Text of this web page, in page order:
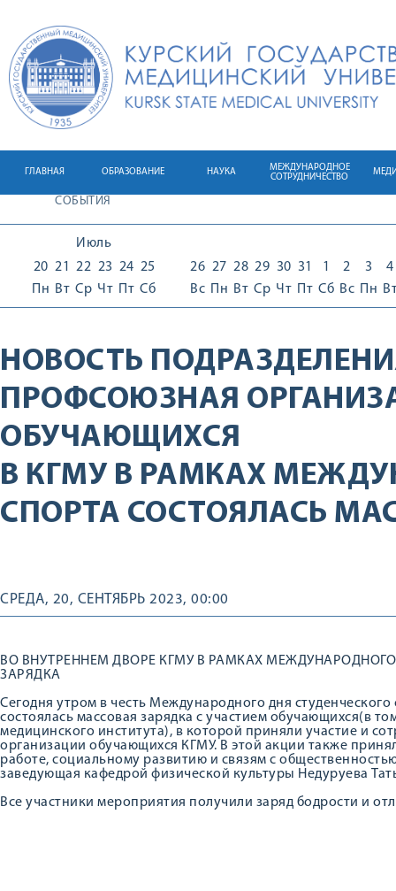
ГЛАВНАЯ ОБРАЗОВАНИЕ НАУКА
МЕЖДУНАРОДНОЕ
СОТРУДНИЧЕСТВО
СОБЫТИЯ
Июль
20
Пн
21
Вт
22
Ср
23
Чт
24
Пт
25
Сб
26
Вс
27
Пн
28
Вт
29
Ср
30
Чт
31
Пт
1
Сб
2
Вс
3
Пн
4
НОВОСТЬ
ПРОФСОЮЗНАЯ
ОБУЧАЮЩИХСЯ
В КГМУ В РАМКАХ
СПОРТА СОСТОЯЛАСЬ
СРЕДА, 20, СЕНТЯБРЬ 2023, 00:00
ВО ВНУТРЕННЕМ ДВОРЕ КГМУ В РАМКАХ
ЗАРЯДКА
Сегодня утром в честь Международного дня
состоялась массовая зарядка с участием обучающихся(в
медицинского института), в которой приняли участие и
организации обучающихся КГМУ. В этой акции также
работе, социальному развитию и связям с
заведующая кафедрой физической культуры Недуруева
Все участники мероприятия получили заряд бодрости и